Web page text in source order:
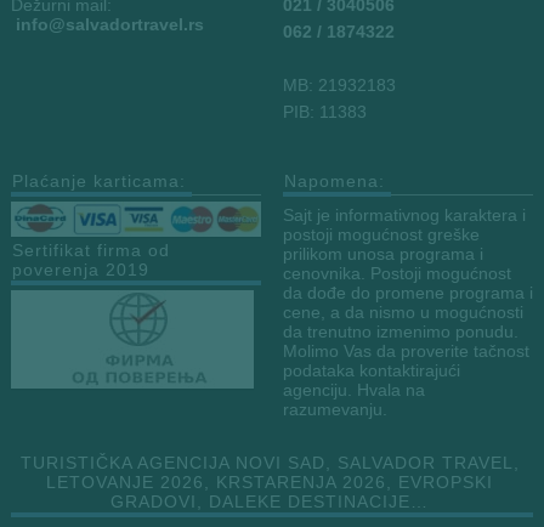
Dežurni mail:
info@salvadortravel.rs
021 / 3040506
062 / 1874322
MB: 21932183
PIB: 11383
Plaćanje karticama:
Sertifikat firma od
poverenja 2019
Napomena:
Sajt je informativnog karaktera i
postoji mogućnost greške
prilikom unosa programa i
cenovnika. Postoji mogućnost
da dođe do promene programa i
cene, a da nismo u mogućnosti
da trenutno izmenimo ponudu.
Molimo Vas da proverite tačnost
podataka kontaktirajući
agenciju. Hvala na
razumevanju.
TURISTIČKA AGENCIJA NOVI SAD, SALVADOR TRAVEL,
LETOVANJE 2026, KRSTARENJA 2026, EVROPSKI
GRADOVI, DALEKE DESTINACIJE…